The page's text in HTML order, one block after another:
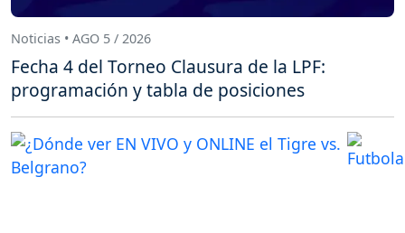
Noticias • AGO 5 / 2026
Fecha 4 del Torneo Clausura de la LPF:
programación y tabla de posiciones